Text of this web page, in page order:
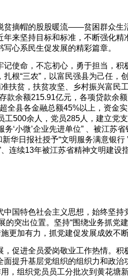
贫摘帽的股股暖流——贫困群众生
来坚持目标和标准，不断强化精
心系民生促发展的精彩篇章。
使命，不忘初心，勇于担当，
根“三农”，以富民强县为己任，
扶贫，扶贫攻坚、乡村振兴富民
款余额215.91亿元，各项贷款余
全县各金融总额45%以上，资金
500余人，党员285人，建立党
‘小微’企业先进单位” 、被江苏
华日报社授予“文明服务满意银行
连续13年被江苏省精神文明建设
国特色社会主义思想，始终坚
的突出位置。坚持“围绕业务抓党
更加有力，抓党建促发展成效不断
促进全员爱岗敬业工作热情。积
提升基层党组织的组织力和政
，组织党员员工分批次到黄花塘